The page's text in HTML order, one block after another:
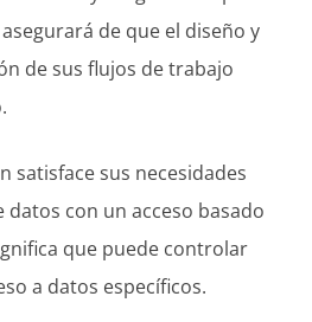
de que el diseño y
de sus flujos de trabajo
satisface sus necesidades
datos con un acceso basado
que puede controlar
a datos específicos.